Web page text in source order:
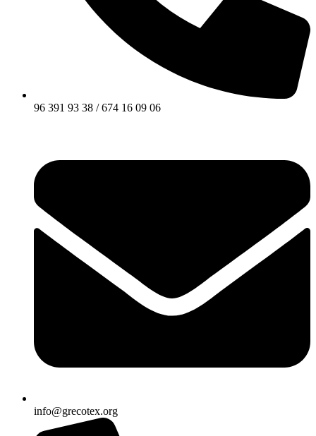
96 391 93 38 / 674 16 09 06
info@grecotex.org